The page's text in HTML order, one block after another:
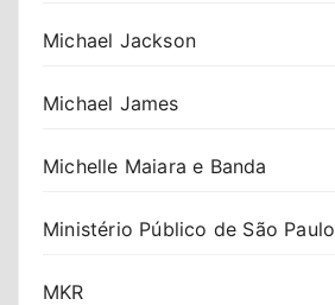
Michael Jackson
Michael James
Michelle Maiara e Banda
Ministério Público de São Paulo
MKR